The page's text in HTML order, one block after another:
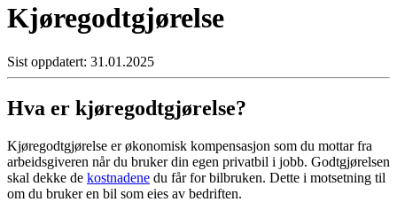
Kjøregodtgjørelse
Sist oppdatert: 31.01.2025
Hva er kjøregodtgjørelse?
Kjøregodtgjørelse er økonomisk kompensasjon som du mottar fra
arbeidsgiveren når du bruker din egen privatbil i jobb. Godtgjørelsen
skal dekke de kostnadene du får for bilbruken. Dette i motsetning til
om du bruker en bil som eies av bedriften.